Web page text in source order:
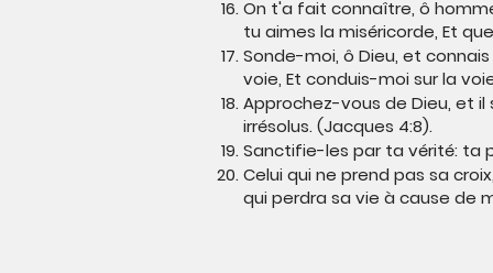
On t'a fait connaître, ô
tu aimes la miséricorde, Et
Sonde-moi, ô Dieu, et
voie, Et conduis-moi sur la
Approchez-vous de Dieu, et
irrésolus. (Jacques 4:8).
Sanctifie-les par ta vérité: ta
Celui qui ne prend pas sa
qui perdra sa vie à cause de